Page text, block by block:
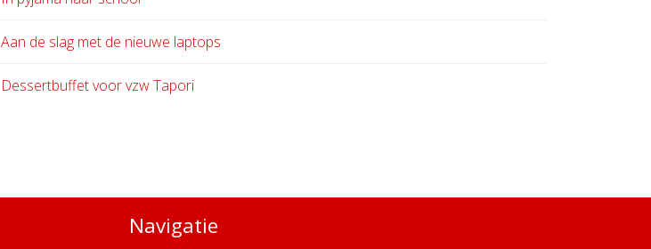
Aan de slag met de nieuwe laptops
Dessertbuffet voor vzw Tapori
Navigatie